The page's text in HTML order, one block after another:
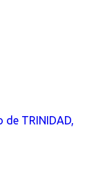
TRINIDAD,